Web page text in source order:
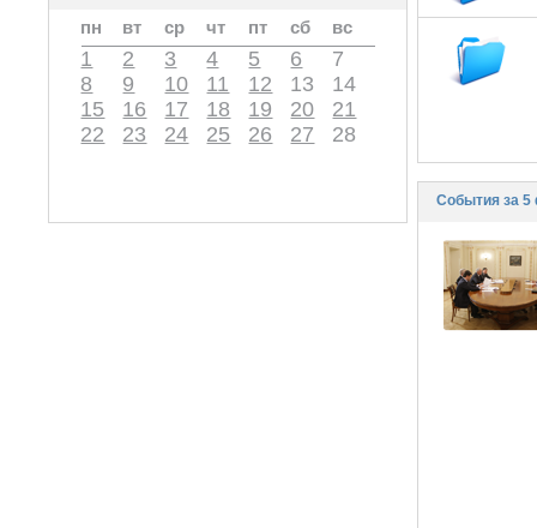
пн
вт ср чт пт сб вс
1 2 3 4 5 6
7
8
9 10 11 12 13
14
15
16 17 18 19 20
21
22
23 24 25 26 27 28
События за 5